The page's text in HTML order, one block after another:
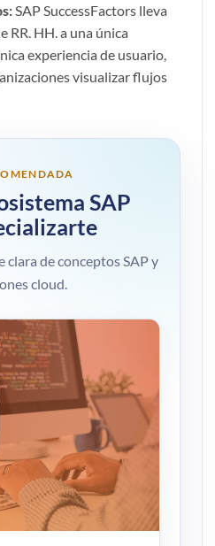
SAP SuccessFactors lleva
RR. HH. a una única
experiencia de usuario,
visualizar flujos
SAP
clara de conceptos SAP y
cloud.